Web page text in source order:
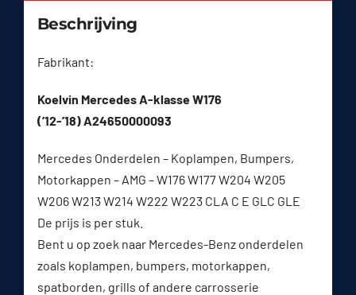
Beschrijving
Fabrikant:
Koelvin Mercedes A-klasse W176
(’12-’18) A24650000093
Mercedes Onderdelen – Koplampen, Bumpers,
Motorkappen – AMG – W176 W177 W204 W205
W206 W213 W214 W222 W223 CLA C E GLC GLE
De prijs is per stuk.
Bent u op zoek naar Mercedes-Benz onderdelen
zoals koplampen, bumpers, motorkappen,
spatborden, grills of andere carrosserie